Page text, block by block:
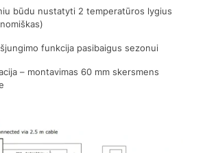
būdu nustatyti 2 temperatūros lygius
funkcija pasibaigus sezonui
– montavimas 60 mm skersmens